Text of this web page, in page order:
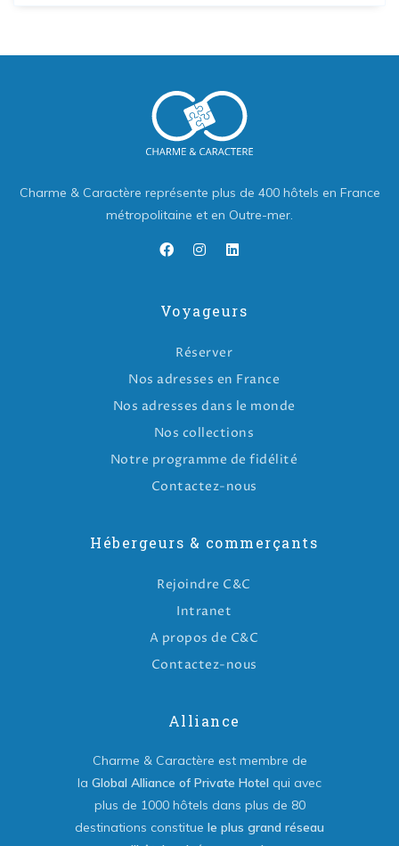
Charme & Caractère représente plus de 400 hôtels en France
métropolitaine et en Outre-mer.
Voyageurs
Réserver
Nos adresses en France
Nos adresses dans le monde
Nos collections
Notre programme de fidélité
Contactez-nous
Hébergeurs & commerçants
Rejoindre C&C
Intranet
A propos de C&C
Contactez-nous
Alliance
Charme & Caractère est membre de
la Global Alliance of Private Hotel qui avec
plus de 1000 hôtels dans plus de 80
destinations constitue le plus grand réseau